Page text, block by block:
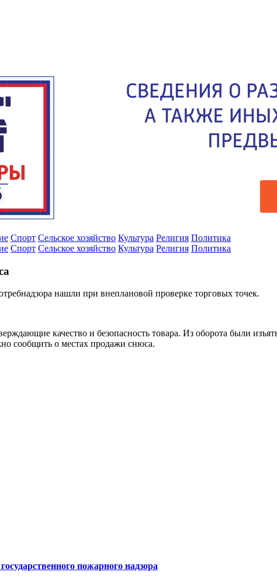
Спорт Сельское хозяйство Культура Религия Политика
Спорт Сельское хозяйство Культура Религия Политика
нашли при внеплановой проверке торговых точек.
качество и безопасность товара. Из оборота были
сообщить о местах продажи снюса.
пожарного надзора